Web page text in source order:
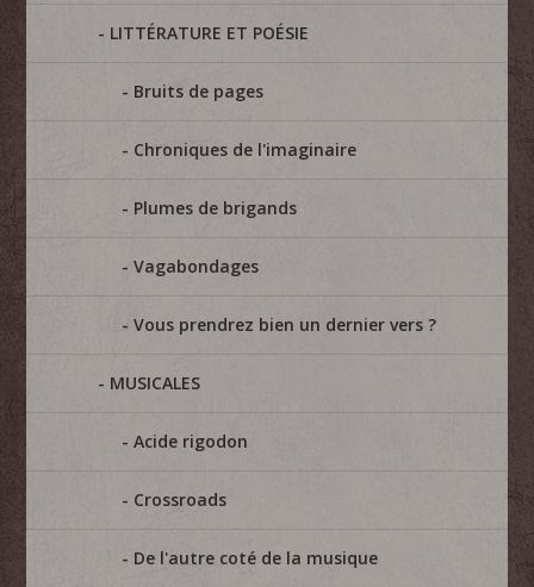
LITTÉRATURE ET POÉSIE
Bruits de pages
Chroniques de l'imaginaire
Plumes de brigands
Vagabondages
Vous prendrez bien un dernier vers ?
MUSICALES
Acide rigodon
Crossroads
De l'autre coté de la musique